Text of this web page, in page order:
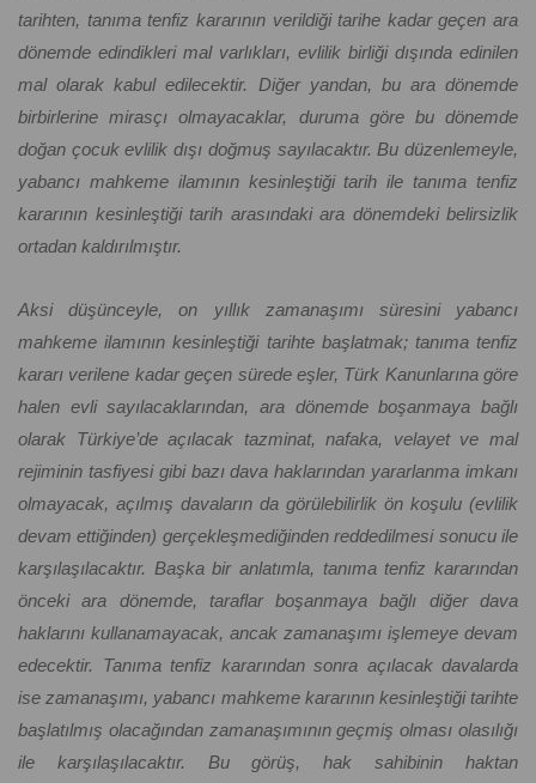
tarihten, tanıma tenfiz kararının verildiği tarihe kadar geçen ara
dönemde edindikleri mal varlıkları, evlilik birliği dışında edinilen
mal olarak kabul edilecektir. Diğer yandan, bu ara dönemde
birbirlerine mirasçı olmayacaklar, duruma göre bu dönemde
doğan çocuk evlilik dışı doğmuş sayılacaktır. Bu düzenlemeyle,
yabancı mahkeme ilamının kesinleştiği tarih ile tanıma tenfiz
kararının kesinleştiği tarih arasındaki ara dönemdeki belirsizlik
ortadan kaldırılmıştır.
Aksi düşünceyle, on yıllık zamanaşımı süresini yabancı
mahkeme ilamının kesinleştiği tarihte başlatmak; tanıma tenfiz
kararı verilene kadar geçen sürede eşler, Türk Kanunlarına göre
halen evli sayılacaklarından, ara dönemde boşanmaya bağlı
olarak Türkiye’de açılacak tazminat, nafaka, velayet ve mal
rejiminin tasfiyesi gibi bazı dava haklarından yararlanma imkanı
olmayacak, açılmış davaların da görülebilirlik ön koşulu (evlilik
devam ettiğinden) gerçekleşmediğinden reddedilmesi sonucu ile
karşılaşılacaktır. Başka bir anlatımla, tanıma tenfiz kararından
önceki ara dönemde, taraflar boşanmaya bağlı diğer dava
haklarını kullanamayacak, ancak zamanaşımı işlemeye devam
edecektir. Tanıma tenfiz kararından sonra açılacak davalarda
ise zamanaşımı, yabancı mahkeme kararının kesinleştiği tarihte
başlatılmış olacağından zamanaşımının geçmiş olması olasılığı
ile karşılaşılacaktır. Bu görüş, hak sahibinin haktan